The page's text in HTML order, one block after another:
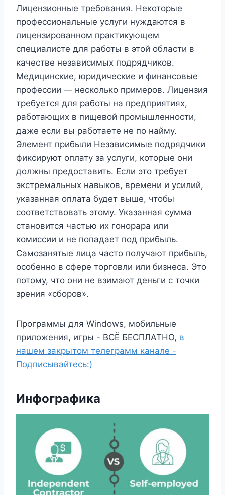
Лицензионные требования. Некоторые
профессиональные услуги нуждаются в
лицензированном практикующем
специалисте для работы в этой области в
качестве независимых подрядчиков.
Медицинские, юридические и финансовые
профессии — несколько примеров. Лицензия
требуется для работы на предприятиях,
работающих в пищевой промышленности,
даже если вы работаете не по найму.
Элемент прибыли Независимые подрядчики
фиксируют оплату за услуги, которые они
должны предоставить. Если это требует
экстремальных навыков, времени и усилий,
указанная оплата будет выше, чтобы
соответствовать этому. Указанная сумма
становится частью их гонорара или
комиссии и не попадает под прибыль.
Самозанятые лица часто получают прибыль,
особенно в сфере торговли или бизнеса. Это
потому, что они не взимают деньги с точки
зрения «сборов».
Программы для Windows, мобильные
приложения, игры - ВСЁ БЕСПЛАТНО, в
нашем закрытом телеграмм канале -
Подписывайтесь:)
Инфографика